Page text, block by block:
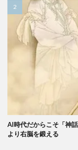
AI時代だからこそ「神
より右脳を鍛える